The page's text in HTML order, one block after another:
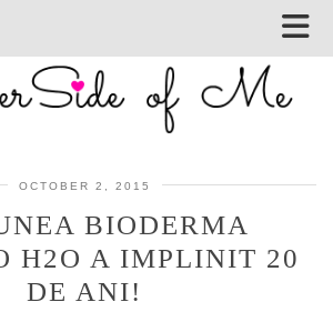
OCTOBER 2, 2015
BIODERMA
H2O A IMPLINIT 20
DE ANI!